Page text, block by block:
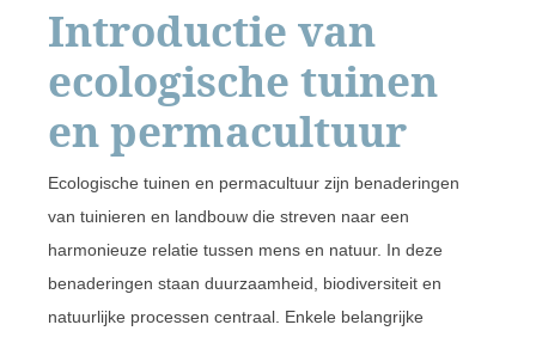
Introductie van
ecologische tuinen
en permacultuur
Ecologische tuinen en permacultuur zijn benaderingen
van tuinieren en landbouw die streven naar een
harmonieuze relatie tussen mens en natuur. In deze
benaderingen staan duurzaamheid, biodiversiteit en
natuurlijke processen centraal. Enkele belangrijke